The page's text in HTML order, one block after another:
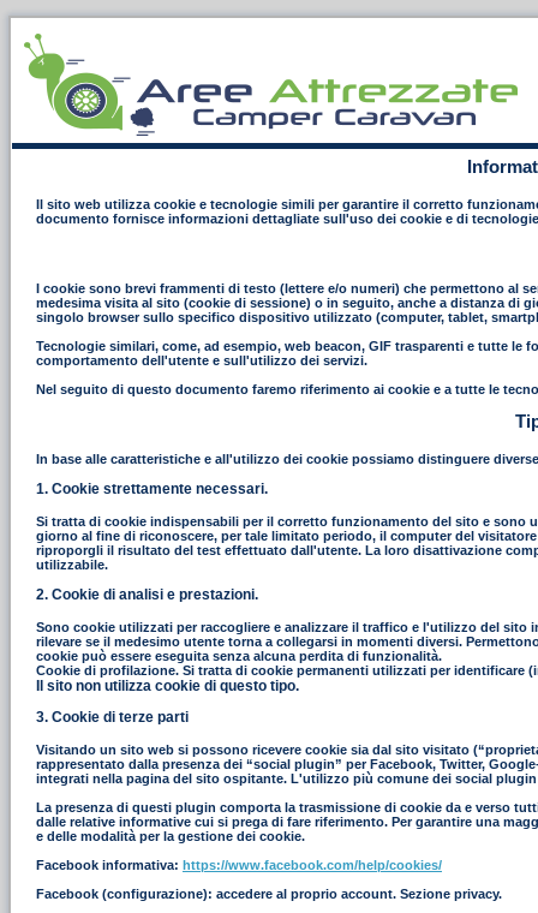
Il sito web utilizza cookie e tecnologie simili per garantire il corretto
documento fornisce informazioni dettagliate sull'uso dei cookie e di
I cookie sono brevi frammenti di testo (lettere e/o numeri) che permettono al
medesima visita al sito (cookie di sessione) o in seguito, anche a distanza di
singolo browser sullo specifico dispositivo utilizzato (computer, tablet,
Tecnologie similari, come, ad esempio, web beacon, GIF trasparenti e tutte
comportamento dell'utente e sull'utilizzo dei servizi.
Nel seguito di questo documento faremo riferimento ai cookie e a tutte le
In base alle caratteristiche e all'utilizzo dei cookie possiamo distinguere
1. Cookie strettamente necessari.
Si tratta di cookie indispensabili per il corretto funzionamento del sito e sono
giorno al fine di riconoscere, per tale limitato periodo, il computer del
riproporgli il risultato del test effettuato dall'utente. La loro disattivazione
utilizzabile.
2. Cookie di analisi e prestazioni.
Sono cookie utilizzati per raccogliere e analizzare il traffico e l'utilizzo del
rilevare se il medesimo utente torna a collegarsi in momenti diversi.
cookie può essere eseguita senza alcuna perdita di funzionalità.
Cookie di profilazione. Si tratta di cookie permanenti utilizzati per identificare
Il sito non utilizza cookie di questo tipo.
3. Cookie di terze parti
Visitando un sito web si possono ricevere cookie sia dal sito visitato
rappresentato dalla presenza dei “social plugin” per Facebook, Twitter,
integrati nella pagina del sito ospitante. L'utilizzo più comune dei social
La presenza di questi plugin comporta la trasmissione di cookie da e verso
dalle relative informative cui si prega di fare riferimento. Per garantire una
e delle modalità per la gestione dei cookie.
Facebook informativa: https://www.facebook.com/help/cookies/
Facebook (configurazione): accedere al proprio account. Sezione privacy.